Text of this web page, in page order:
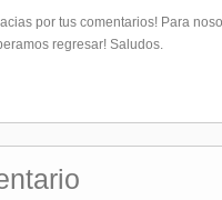
por tus comentarios! Para
regresar! Saludos.